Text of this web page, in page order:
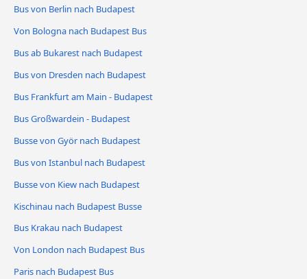
Bus von Berlin nach Budapest
Von Bologna nach Budapest Bus
Bus ab Bukarest nach Budapest
Bus von Dresden nach Budapest
Bus Frankfurt am Main - Budapest
Bus Großwardein - Budapest
Busse von Györ nach Budapest
Bus von Istanbul nach Budapest
Busse von Kiew nach Budapest
Kischinau nach Budapest Busse
Bus Krakau nach Budapest
Von London nach Budapest Bus
Paris nach Budapest Bus